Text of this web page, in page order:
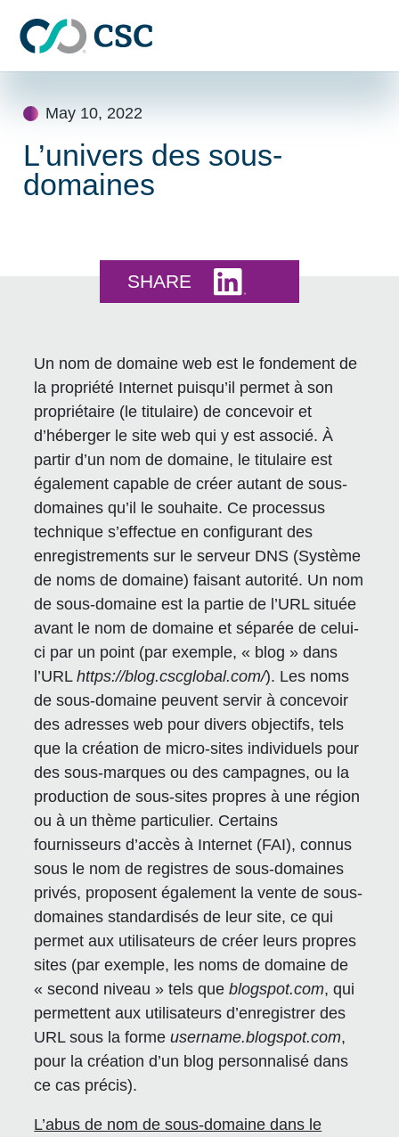
May 10, 2022
L’univers des sous-
domaines
SHARE
Un nom de domaine web est le fondement de
la propriété Internet puisqu’il permet à son
propriétaire (le titulaire) de concevoir et
d’héberger le site web qui y est associé. À
partir d’un nom de domaine, le titulaire est
également capable de créer autant de sous-
domaines qu’il le souhaite. Ce processus
technique s’effectue en configurant des
enregistrements sur le serveur DNS (Système
de noms de domaine) faisant autorité. Un nom
de sous-domaine est la partie de l’URL située
avant le nom de domaine et séparée de celui-
ci par un point (par exemple, « blog » dans
l’URLhttps://blog.cscglobal.com/). Les noms
de sous-domaine peuvent servir à concevoir
des adresses web pour divers objectifs, tels
que la création de micro-sites individuels pour
des sous-marques ou des campagnes, ou la
production de sous-sites propres à une région
ou à un thème particulier. Certains
fournisseurs d’accès à Internet (FAI), connus
sous le nom de registres de sous-domaines
privés, proposent également la vente de sous-
domaines standardisés de leur site, ce qui
permet aux utilisateurs de créer leurs propres
sites (par exemple, les noms de domaine de
« second niveau » tels queblogspot.com, qui
permettent aux utilisateurs d’enregistrer des
URL sous la formeusername.blogspot.com,
pour la création d’un blog personnalisé dans
ce cas précis).
L’abus de nom de sous-domaine dans le